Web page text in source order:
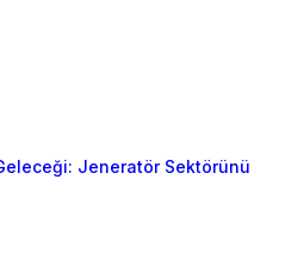
Jeneratör Sektörünü